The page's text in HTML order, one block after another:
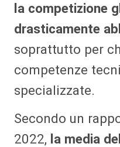
la competizione
drasticamente
soprattutto per
competenze
specializzate.
Secondo un
2022, la media